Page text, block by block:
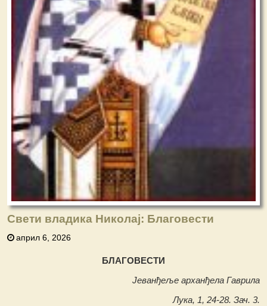
Свети владика Николај: Благовести
април 6, 2026
БЛАГОВЕСТИ
Јеванђеље арханђела Гаврила
Лука, 1, 24-28. Зач. 3.